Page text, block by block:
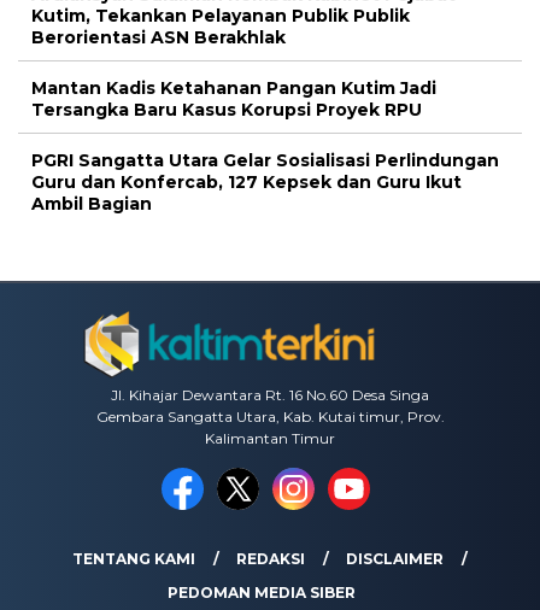
Kutim, Tekankan Pelayanan Publik Publik
Berorientasi ASN Berakhlak
Mantan Kadis Ketahanan Pangan Kutim Jadi
Tersangka Baru Kasus Korupsi Proyek RPU
PGRI Sangatta Utara Gelar Sosialisasi Perlindungan
Guru dan Konfercab, 127 Kepsek dan Guru Ikut
Ambil Bagian
Jl. Kihajar Dewantara Rt. 16 No.60 Desa Singa
Gembara Sangatta Utara, Kab. Kutai timur, Prov.
Kalimantan Timur
TENTANG KAMI REDAKSI
DISCLAIMER
PEDOMAN MEDIA SIBER